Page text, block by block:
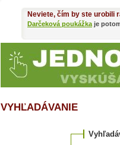
VYHĽADÁVANIE
Neviete, čím by ste urobili
Darčeková poukážka je